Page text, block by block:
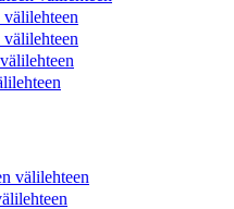
välilehteen